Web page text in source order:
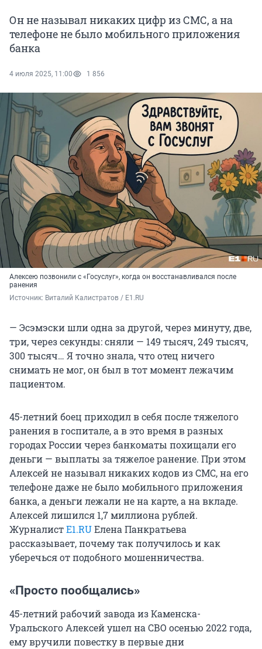
Он не называл никаких цифр из СМС, а на
телефоне не было мобильного приложения
банка
4 июля 2025, 11:00 1 856
Алексею позвонили с «Госуслуг», когда он восстанавливался после
ранения
Источник: Виталий Калистратов / E1.RU
— Эсэмэски шли одна за другой, через минуту, две,
три, через секунды: сняли — 149 тысяч, 249 тысяч,
300 тысяч… Я точно знала, что отец ничего
снимать не мог, он был в тот момент лежачим
пациентом.
45-летний боец приходил в себя после тяжелого
ранения в госпитале, а в это время в разных
городах России через банкоматы похищали его
деньги — выплаты за тяжелое ранение. При этом
Алексей не называл никаких кодов из СМС, на его
телефоне даже не было мобильного приложения
банка, а деньги лежали не на карте, а на вкладе.
Алексей лишился 1,7 миллиона рублей.
ЖурналистE1.RUЕлена Панкратьева
рассказывает, почему так получилось и как
уберечься от подобного мошенничества.
«Просто пообщались»
45-летний рабочий завода из Каменска-
Уральского Алексей ушел на СВО осенью 2022 года,
ему вручили повестку в первые дни